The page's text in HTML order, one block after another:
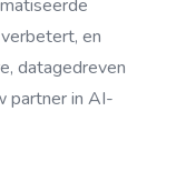
en
datagedreven
partner in AI-